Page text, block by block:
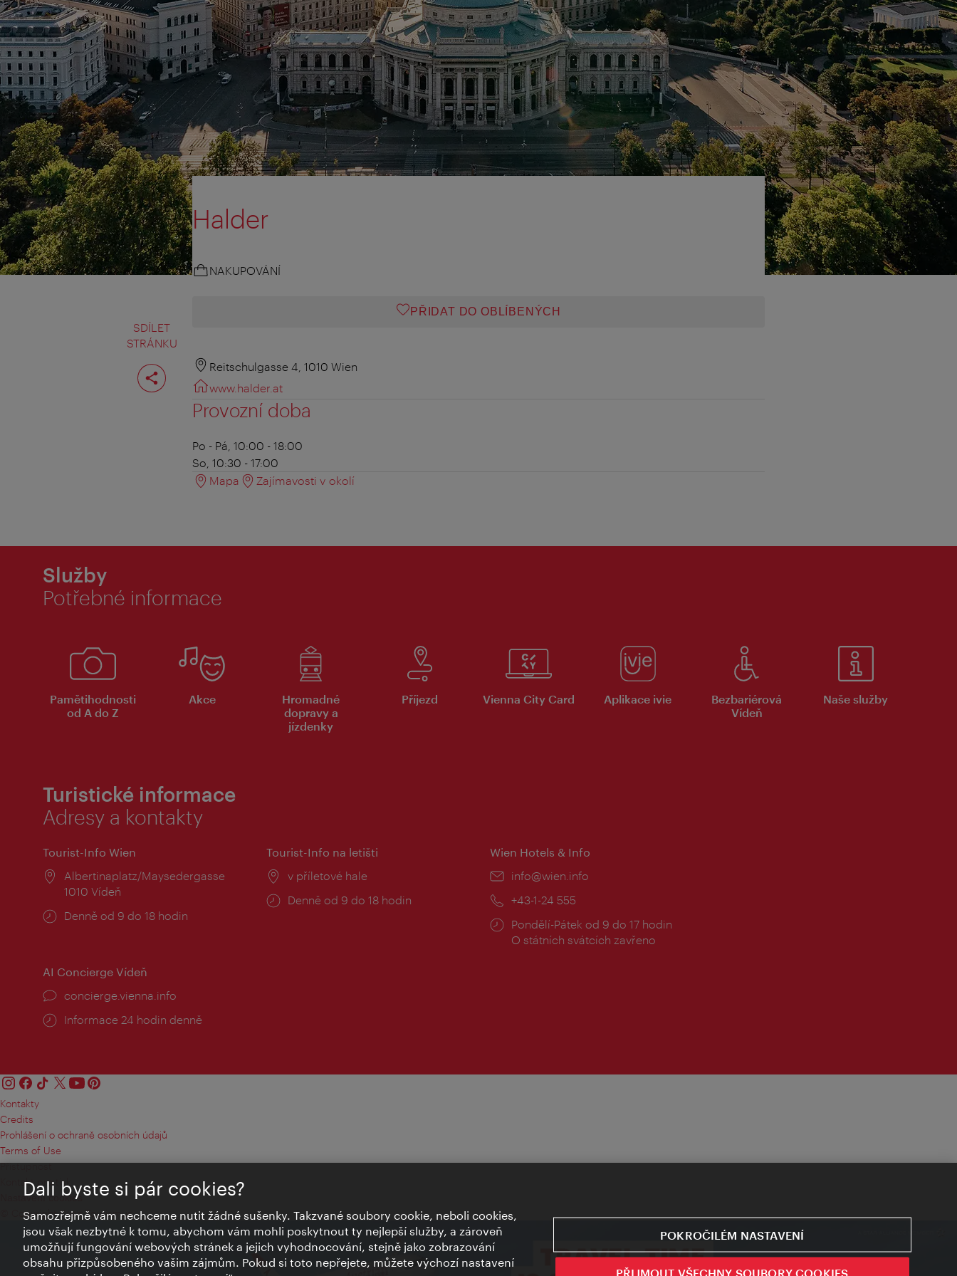
SDÍLET
STRÁNKU
Rozdělit
stranu
Halder
NAKUPOVÁNÍ
PŘIDAT DO OBLÍBENÝCH
Reitschulgasse 4, 1010 Wien
www.halder.at
Provozní doba
Po - Pá, 10:00 - 18:00
So, 10:30 - 17:00
Mapa
Zajímavosti v okolí
Služby
Potřebné informace
Pamětihodnosti
od A do Z
Akce
Hromadné
dopravy a
jízdenky
Příjezd Vienna City Card Aplikace ivie
Bezbariérová
Vídeň
Naše služby
Turistické informace
Adresy a kontakty
Tourist-Info Wien
Místo:
Albertinaplatz/Maysedergasse
1010 Vídeň
Provozní
Denně od 9 do 18 hodin
Tourist-Info na letišti
Místo:
v příletové hale
Provozní
Denně od 9 do 18 hodin
Wien Hotels & Info
E-
info@wien.info
Telefon:
+43-1-24 555
Provozní
doba:
Pondělí-Pátek od 9 do 17 hodin
O státních svátcích zavřeno
AI Concierge Vídeň
concierge.vienna.info
Informace 24 hodin denně
Kontakty
Credits
Prohlášení o ochraně osobních údajů
Terms of Use
Přístupnost
Kontakt pro tisk
Nastavení cookies
© Copyright Wien Tourismus
Dali byste si pár cookies?
Samozřejmě vám nechceme nutit žádné sušenky. Takzvané soubory cookie, neboli cookies,
jsou však nezbytné k tomu, abychom vám mohli poskytnout ty nejlepší služby, a zároveň
umožňují fungování webových stránek a jejich vyhodnocování, stejně jako zobrazování
obsahu přizpůsobeného vašim zájmům. Pokud si toto nepřejete, můžete výchozí nastavení
POKROČILÉM NASTAVENÍ
PŘIJMOUT VŠECHNY SOUBORY COOKIES